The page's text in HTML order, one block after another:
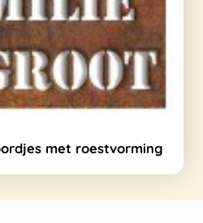
met roestvorming